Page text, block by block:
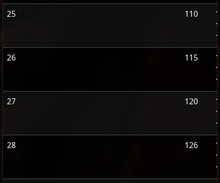
25
110
26
115
27
120
28
126